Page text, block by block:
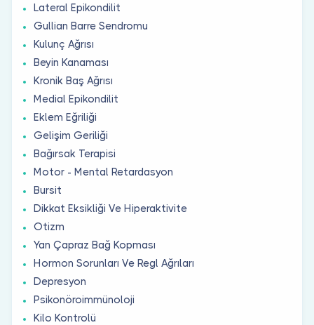
Lateral Epikondilit
Gullian Barre Sendromu
Kulunç Ağrısı
Beyin Kanaması
Kronik Baş Ağrısı
Medial Epikondilit
Eklem Eğriliği
Gelişim Geriliği
Bağırsak Terapisi
Motor - Mental Retardasyon
Bursit
Dikkat Eksikliği Ve Hiperaktivite
Otizm
Yan Çapraz Bağ Kopması
Hormon Sorunları Ve Regl Ağrıları
Depresyon
Psikonöroimmünoloji
Kilo Kontrolü